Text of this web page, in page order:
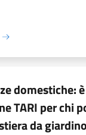
domestiche:
TARI per chi
da